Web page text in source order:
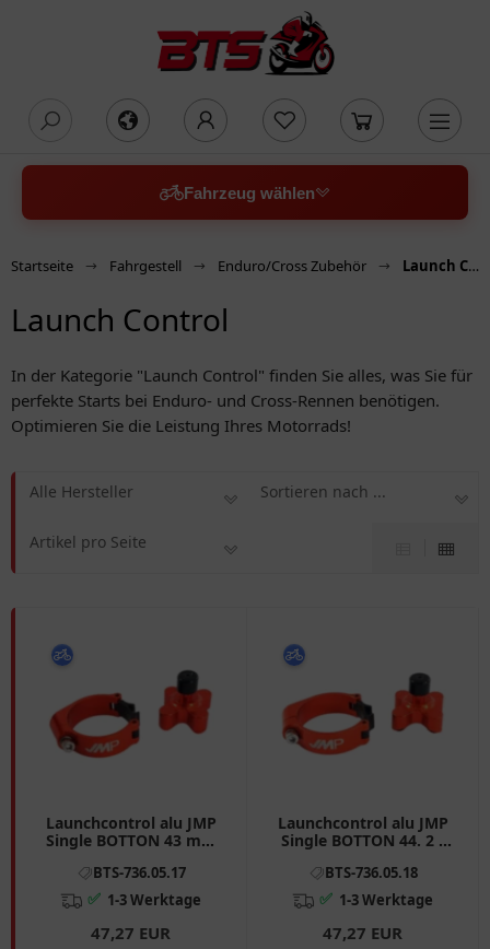
Fahrzeug wählen
Startseite Fahrgestell Enduro/Cross Zubehör Launch Control
Launch Control
In der Kategorie "Launch Control" finden Sie alles, was Sie für
perfekte Starts bei Enduro- und Cross-Rennen benötigen.
Optimieren Sie die Leistung Ihres Motorrads!
Alle Hersteller Sortieren nach ...
Artikel pro Seite
Launchcontrol alu JMP
Single BOTTON 43 mm
MC, Husqvarna TC
BTS-736.05.17
✅ 1-3 Werktage
47,27 EUR
Launchcontrol alu JMP
Single BOTTON 44. 2 -
KTM SX
BTS-736.05.18
✅ 1-3 Werktage
47,27 EUR